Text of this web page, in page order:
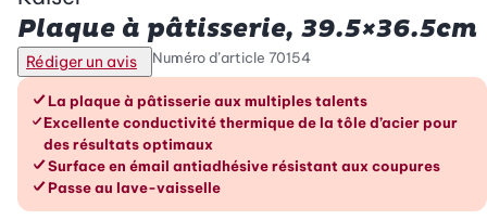
Plaque à pâtisserie, 39.5×36.5cm
Rédiger un avis Numéro d’article 70154
Les avantages en un coup d’œil
La plaque à pâtisserie aux multiples talents
Excellente conductivité thermique de la tôle d’acier pour
des résultats optimaux
Surface en émail antiadhésive résistant aux coupures
Passe au lave-vaisselle